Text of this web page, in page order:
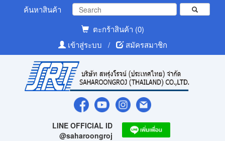
ค้นหาสินค้า
ตะกร้าสินค้า (0)
เข้าสู่ระบบ
/ สมัครสมาชิก
LINE OFFICIAL ID
@saharoongroj